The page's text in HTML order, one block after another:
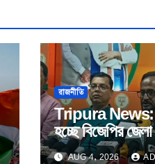
রাজনীতি
Tripura News:
হচ্ছে বিজেপির
কর্মসূচি।
AUG 4, 2026